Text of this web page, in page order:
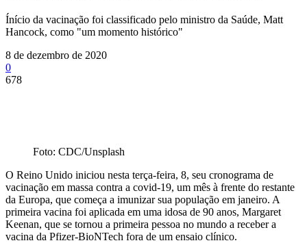
Ínício da vacinação foi classificado pelo ministro da Saúde, Matt
Hancock, como "um momento histórico"
8 de dezembro de 2020
0
678
Foto: CDC/Unsplash
O Reino Unido iniciou nesta terça-feira, 8, seu cronograma de
vacinação em massa contra a covid-19, um mês à frente do restante
da Europa, que começa a imunizar sua população em janeiro. A
primeira vacina foi aplicada em uma idosa de 90 anos, Margaret
Keenan, que se tornou a primeira pessoa no mundo a receber a
vacina da Pfizer-BioNTech fora de um ensaio clínico.